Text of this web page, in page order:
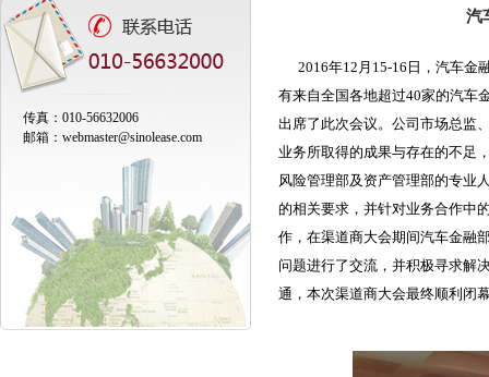
传真：010-56632006
邮箱： webmaster@sinolease.com
汽
2016年12月15-16日，汽车金
有来自全国各地超过40家的汽车
出席了此次会议。公司市场总监
业务所取得的成果与存在的不足
风险管理部及资产管理部的专业
的相关要求，并针对业务合作中
作，在渠道商大会期间汽车金融
问题进行了交流，并积极寻求解
通，本次渠道商大会最终顺利闭